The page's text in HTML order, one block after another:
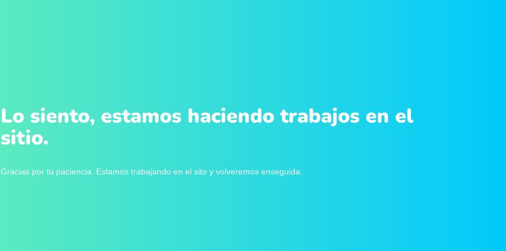
Lo siento, estamos haciendo trabajos en el
sitio.
Gracias por tu paciencia. Estamos trabajando en el sito y volveremos enseguida.